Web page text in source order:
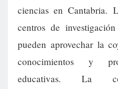
ciencias en Cantabria.
centros de
pueden aprovechar la
conocimientos y
educativas. La